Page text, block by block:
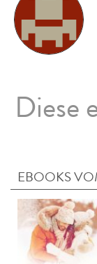
Diese
EBOOKS